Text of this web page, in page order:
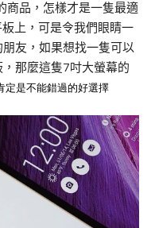
商品，怎樣才是一隻最適
上，可是令我們眼睛一
友，如果想找一隻可以
那麼這隻7吋大螢幕的
定是不能錯過的好選擇